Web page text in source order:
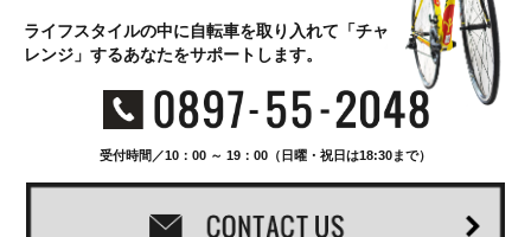
ライフスタイルの中に自転車を取り入れて「チャ
レンジ」するあなたをサポートします。
受付時間／10：00 ～ 19：00（日曜・祝日は18:30まで）